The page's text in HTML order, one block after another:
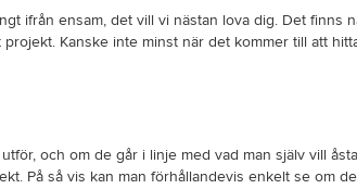
ifrån ensam, det vill vi nästan lova dig. Det
Kanske inte minst när det kommer till att
och om de går i linje med vad man själv vill
På så vis kan man förhållandevis enkelt se om